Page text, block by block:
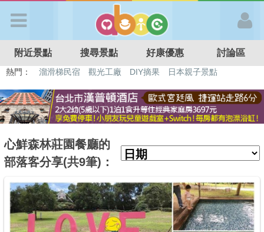
APP登入
首 頁
好康優惠
最新消息
附近景點 搜尋景點 好康優惠 討論區
熱門： 溜滑梯民宿 觀光工廠 DIY摘果
日本親子景點
心鮮森林莊園餐廳的
部落客分享(共9筆)：